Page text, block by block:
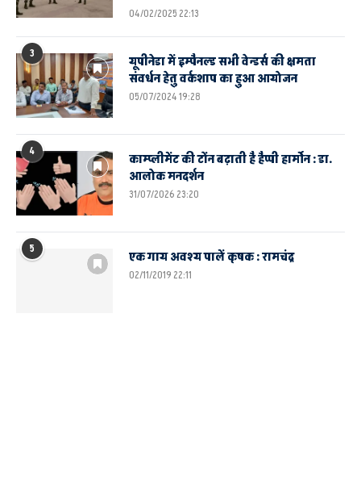
04/02/2025 22:13
3
यूपीनेडा में इम्पैनल्ड सभी वेन्डर्स की क्षमता
संवर्धन हेतु वर्कशाप का हुआ आयोजन
05/07/2024 19:28
4
काम्प्लीमेंट की टोंन बढ़ाती है हैप्पी हार्मोन : डा.
आलोक मनदर्शन
31/07/2026 23:20
5 एक गाय अवश्य पालें कृषक : रामचंद्र
02/11/2019 22:11